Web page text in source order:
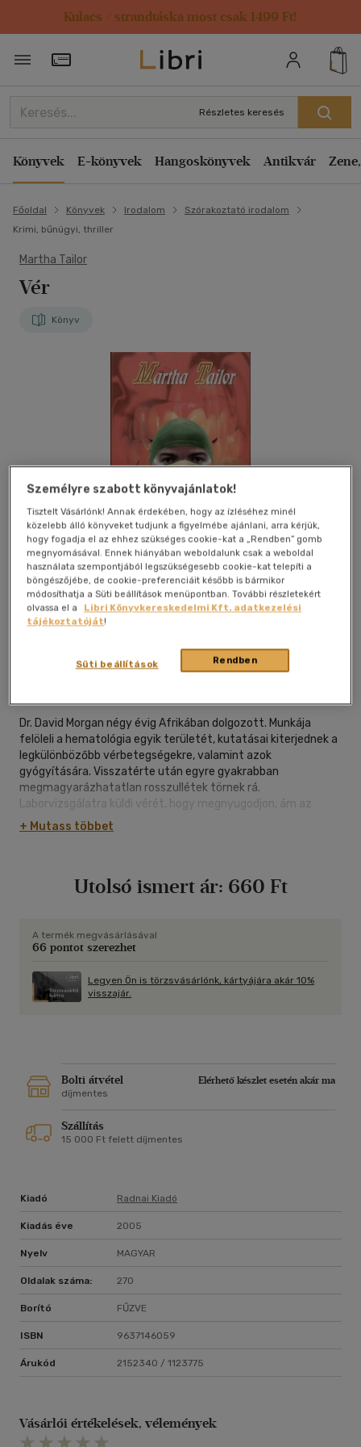
Kulacs / strandtáska most csak 1499 Ft!
Törzsvásárlói Kártya adatai
Részletes keresés
Könyvek E-könyvek Hangoskönyvek Antikvár
Főoldal Könyvek Irodalom
Szórakoztató irodalom
Krimi, bűnügyi, thriller
Martha Tailor
Vér
Könyv
Kívánságlistához adom
Dr. David Morgan négy évig Afrikában dolgozott. Munkája
felöleli a hematológia egyik területét, kutatásai kiterjednek a
legkülönbözőbb vérbetegségekre, valamint azok
gyógyítására. Visszatérte után egyre gyakrabban
megmagyarázhatatlan rosszullétek törnek rá.
Laborvizsgálatra küldi vérét, hogy megnyugodjon, ám az
eredmény döbbenetes: HIV-POZITÍV! Elkeseredése csak
fokozódik, amikor kiderül, hogy az Afrikában kikísérletezett
+ Mutass többet
Utolsó ismert ár: 660 Ft
A termék megvásárlásával
66 pontot szerezhet
Legyen Ön is törzsvásárlónk, kártyájára akár 10%
visszajár.
Bolti átvétel
Elérhető készlet esetén akár ma
díjmentes
Szállítás
15 000 Ft felett díjmentes
Kiadó Radnai Kiadó
Kiadás éve 2005
Nyelv MAGYAR
Oldalak száma: 270
Borító FŰZVE
ISBN 9637146059
Árukód 2152340 / 1123775
Vásárlói értékelések, vélemények
Személyre szabott könyvajánlatok!
Tisztelt Vásárlónk! Annak érdekében, hogy az ízléséhez minél
közelebb álló könyveket tudjunk a figyelmébe ajánlani, arra kérjük,
hogy fogadja el az ehhez szükséges cookie-kat a „Rendben” gomb
megnyomásával. Ennek hiányában weboldalunk csak a weboldal
használata szempontjából legszükségesebb cookie-kat telepíti a
böngészőjébe, de cookie-preferenciáit később is bármikor
módosíthatja a Süti beállítások menüpontban. További részletekért
olvassa el a
Libri Könyvkereskedelmi Kft. adatkezelési
tájékoztatóját!
Rendben
Süti beállítások